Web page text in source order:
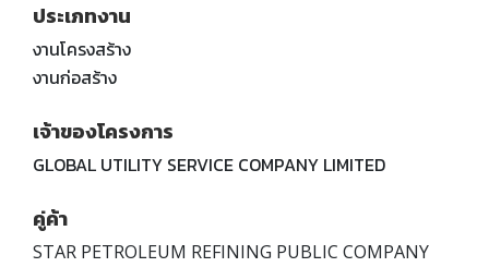
ประเภทงาน
งานโครงสร้าง
งานก่อสร้าง
เจ้าของโครงการ
GLOBAL UTILITY SERVICE COMPANY LIMITED
คู่ค้า
STAR PETROLEUM REFINING PUBLIC COMPANY